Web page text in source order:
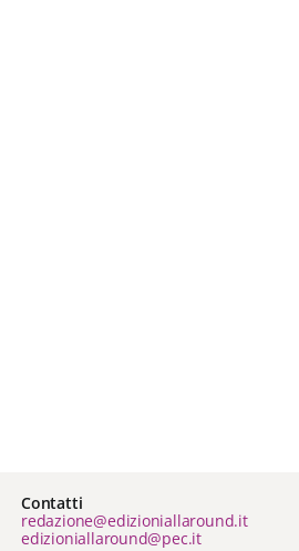
Contatti
redazione@edizioniallaround.it
edizioniallaround@pec.it